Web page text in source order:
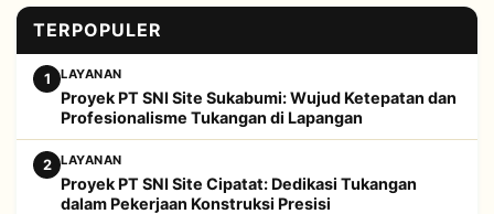
TERPOPULER
1 LAYANAN
Proyek PT SNI Site Sukabumi: Wujud Ketepatan dan
Profesionalisme Tukangan di Lapangan
2 LAYANAN
Proyek PT SNI Site Cipatat: Dedikasi Tukangan
dalam Pekerjaan Konstruksi Presisi